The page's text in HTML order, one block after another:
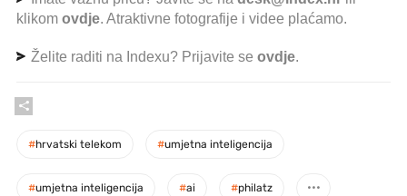
klikom ovdje. Atraktivne fotografije i videe plaćamo.
Želite raditi na Indexu? Prijavite se ovdje.
#hrvatski telekom #umjetna inteligencija
#umjetna inteligencija #ai #philatz